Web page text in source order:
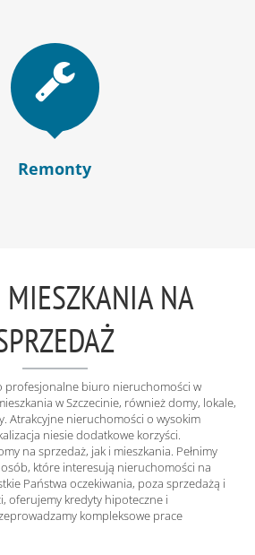
Remonty
NA
profesjonalne biuro nieruchomości w
w Szczecinie, również domy, lokale,
Atrakcyjne nieruchomości o wysokim
niesie dodatkowe korzyści.
na sprzedaż, jak i mieszkania. Pełnimy
które interesują nieruchomości na
Państwa oczekiwania, poza sprzedażą i
oferujemy kredyty hipoteczne i
kompleksowe prace